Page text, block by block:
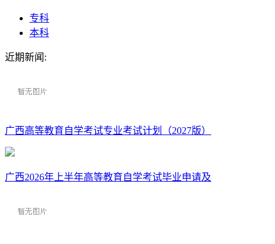
专科
本科
近期新闻:
广西高等教育自学考试专业考试计划（2027版）
广西2026年上半年高等教育自学考试毕业申请及